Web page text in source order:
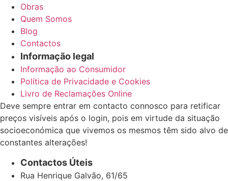
Obras
Quem Somos
Blog
Contactos
Informação legal
Informação ao Consumidor
Política de Privacidade e Cookies
Livro de Reclamações Online
Deve sempre entrar em contacto connosco para retificar
preços visíveis após o login, pois em virtude da situação
socioeconómica que vivemos os mesmos têm sido alvo de
constantes alterações!
Contactos Úteis
Rua Henrique Galvão, 61/65